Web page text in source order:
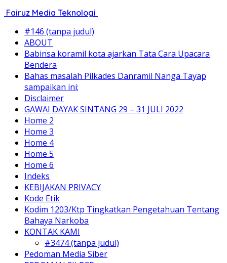
Fairuz Media Teknologi
#146 (tanpa judul)
ABOUT
Babinsa koramil kota ajarkan Tata Cara Upacara
Bendera
Bahas masalah Pilkades Danramil Nanga Tayap
sampaikan ini;
Disclaimer
GAWAI DAYAK SINTANG 29 – 31 JULI 2022
Home 2
Home 3
Home 4
Home 5
Home 6
Indeks
KEBIJAKAN PRIVACY
Kode Etik
Kodim 1203/Ktp Tingkatkan Pengetahuan Tentang
Bahaya Narkoba
KONTAK KAMI
#3474 (tanpa judul)
Pedoman Media Siber